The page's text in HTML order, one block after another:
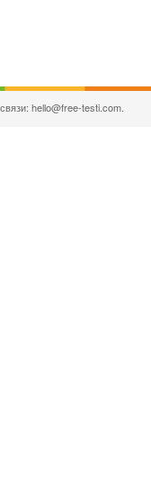
hello@free-testi.com.